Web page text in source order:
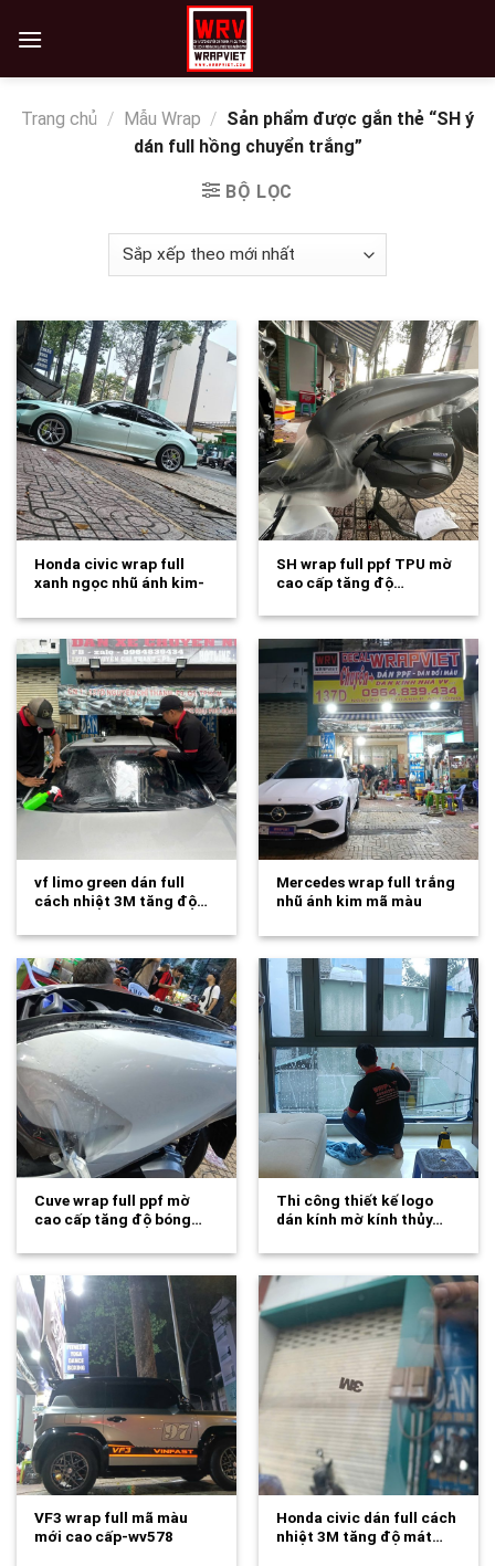
Trang chủ / Mẫu Wrap / Sản phẩm được gắn thẻ “SH ý
dán full hồng chuyển trắng”
BỘ LỌC
Honda civic wrap full
xanh ngọc nhũ ánh kim-
SH wrap full ppf TPU mờ
cao cấp tăng độ…
vf limo green dán full
cách nhiệt 3M tăng độ…
Mercedes wrap full trắng
nhũ ánh kim mã màu
Cuve wrap full ppf mờ
cao cấp tăng độ bóng…
Thi công thiết kế logo
dán kính mờ kính thủy…
VF3 wrap full mã màu
mới cao cấp-wv578
Honda civic dán full cách
nhiệt 3M tăng độ mát…